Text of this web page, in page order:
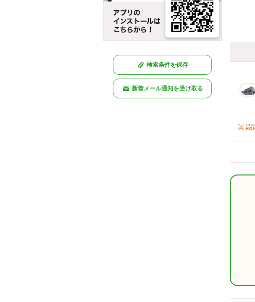
検索条件を保存
新着メール通知を受け取る